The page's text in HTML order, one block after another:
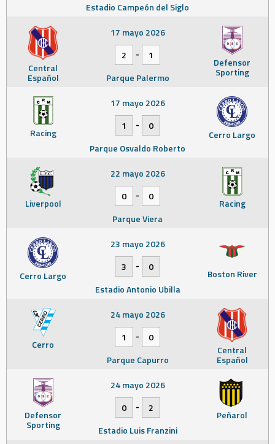
Estadio Campeón del Siglo
Central
Español
Defensor
Sporting
17 mayo 2026
2
-
1
Parque Palermo
Racing Cerro Largo
17 mayo 2026
1
-
0
Parque Osvaldo Roberto
Liverpool Racing
22 mayo 2026
0
-
0
Parque Viera
Cerro Largo Boston River
23 mayo 2026
3
-
0
Estadio Antonio Ubilla
Cerro Central
Español
24 mayo 2026
1
-
0
Parque Capurro
Defensor
Sporting
Peñarol
24 mayo 2026
0
-
2
Estadio Luis Franzini